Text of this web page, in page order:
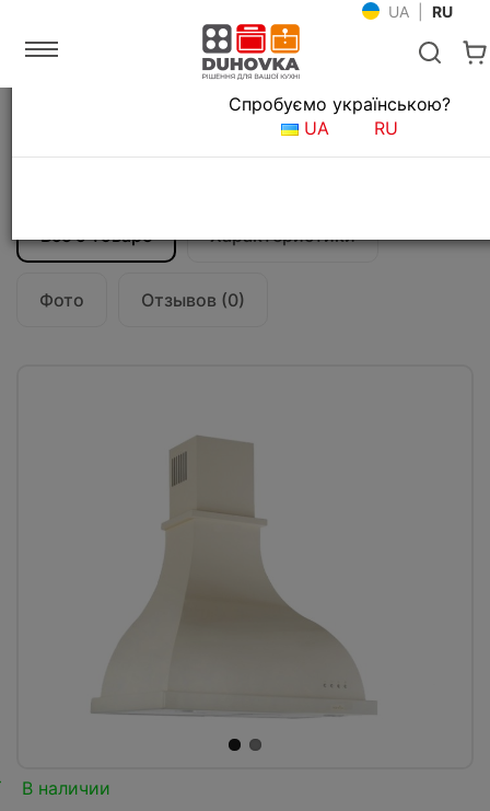
UA RU
Кухонные вытяжки
Вытяжка кухонная Fabiano NeoRustic 60
Все о товаре Характеристики
Фото Отзывов (0)
Язык магазина
Спробуємо українською?
UA
RU
В наличии